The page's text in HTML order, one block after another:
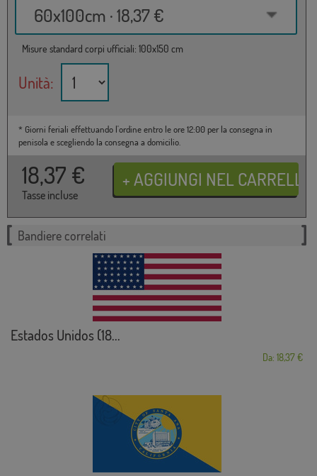
60x100cm · 18,37 €
Misure standard corpi ufficiali: 100x150 cm
Unità:
* Giorni feriali effettuando l'ordine entro le ore 12:00 per la consegna in
penisola e scegliendo la consegna a domicilio.
18,37 €
Tasse incluse
Bandiere correlati
Estados Unidos (18...
Da: 18,37 €